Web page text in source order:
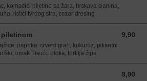
komadići piletine sa žara, hrskava slanina,
listići tvrdog sira, cezar dresing
piletinom 9,90
9,90 EUR
paprika, crveni grah, kukuruz, pikantni
umak Tisuću otoka, tortilja čips
9,90
9,90 EUR